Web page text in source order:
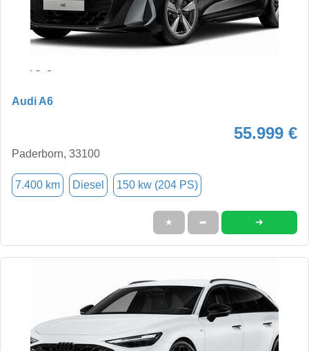
Audi A6
55.999 €
Paderborn, 33100
7.400 km Diesel 150 kw (204 PS)
★ ➦ ➜